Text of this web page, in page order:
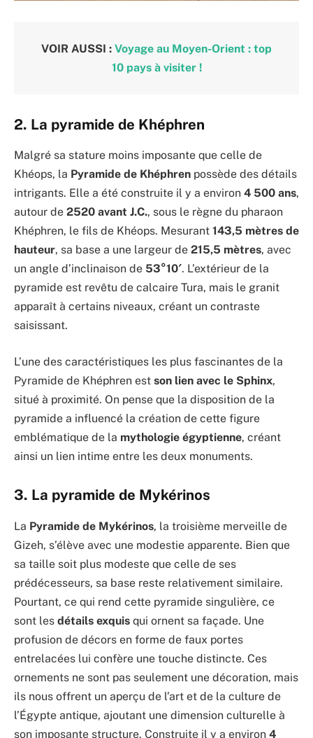
VOIR AUSSI : Voyage au Moyen-Orient : top
10 pays à visiter !
2. La pyramide de Khéphren
Malgré sa stature moins imposante que celle de
Khéops, la Pyramide de Khéphren possède des détails
intrigants. Elle a été construite il y a environ 4 500 ans,
autour de 2520 avant J.C., sous le règne du pharaon
Khéphren, le fils de Khéops. Mesurant 143,5 mètres de
hauteur, sa base a une largeur de 215,5 mètres, avec
un angle d’inclinaison de 53°10′. L’extérieur de la
pyramide est revêtu de calcaire Tura, mais le granit
apparaît à certains niveaux, créant un contraste
saisissant.
L’une des caractéristiques les plus fascinantes de la
Pyramide de Khéphren est son lien avec le Sphinx,
situé à proximité. On pense que la disposition de la
pyramide a influencé la création de cette figure
emblématique de la mythologie égyptienne, créant
ainsi un lien intime entre les deux monuments.
3. La pyramide de Mykérinos
La Pyramide de Mykérinos, la troisième merveille de
Gizeh, s’élève avec une modestie apparente. Bien que
sa taille soit plus modeste que celle de ses
prédécesseurs, sa base reste relativement similaire.
Pourtant, ce qui rend cette pyramide singulière, ce
sont les détails exquis qui ornent sa façade. Une
profusion de décors en forme de faux portes
entrelacées lui confère une touche distincte. Ces
ornements ne sont pas seulement une décoration, mais
ils nous offrent un aperçu de l’art et de la culture de
l’Égypte antique, ajoutant une dimension culturelle à
son imposante structure. Construite il y a environ 4